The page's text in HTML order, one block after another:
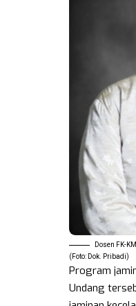
Dosen FK-
(Foto: Dok. Pribadi)
Program
Undang